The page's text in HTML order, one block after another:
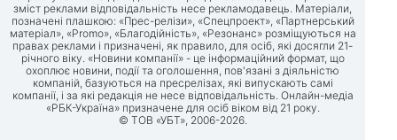
зміст реклами відповідальність несе рекламодавець. Матеріали,
позначені плашкою: «Прес-релізи», «Спецпроект», «Партнерський
матеріал», «Promo», «Благодійність», «Резонанс» розміщуються на
правах реклами і призначені, як правило, для осіб, які досягли 21-
річного віку. «Новини компанії» - це інформаційний формат, що
охоплює новини, події та оголошення, пов'язані з діяльністю
компаній, базуються на пресрелізах, які випускають самі
компанії, і за які редакція не несе відповідальність. Онлайн-медіа
«РБК-Україна» призначене для осіб віком від 21 року.
© ТОВ «УБТ», 2006-2026.